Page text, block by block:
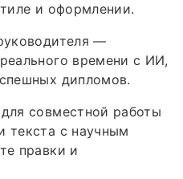
и оформлении.
—
времени с ИИ,
дипломов.
совместной работы
текста с научным
правки и